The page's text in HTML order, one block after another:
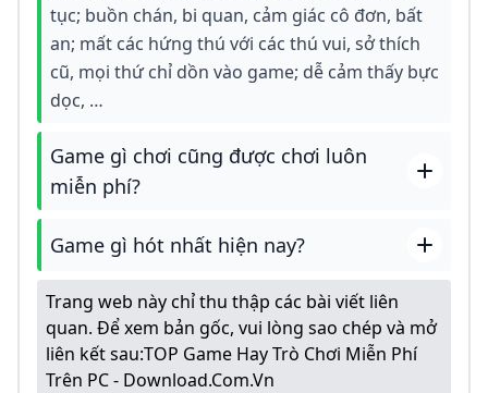
tục; buồn chán, bi quan, cảm giác cô đơn, bất
an; mất các hứng thú với các thú vui, sở thích
cũ, mọi thứ chỉ dồn vào game; dễ cảm thấy bực
dọc, …
Game gì chơi cũng được chơi luôn
miễn phí?
Game gì hót nhất hiện nay?
Trang web này chỉ thu thập các bài viết liên
quan. Để xem bản gốc, vui lòng sao chép và mở
liên kết sau:TOP Game Hay Trò Chơi Miễn Phí
Trên PC - Download.com.vn